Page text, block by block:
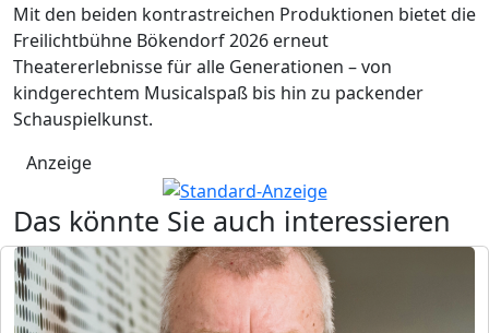
Mit den beiden kontrastreichen Produktionen bietet die
Freilichtbühne Bökendorf 2026 erneut
Theatererlebnisse für alle Generationen – von
kindgerechtem Musicalspaß bis hin zu packender
Schauspielkunst.
Anzeige
Das könnte Sie auch interessieren